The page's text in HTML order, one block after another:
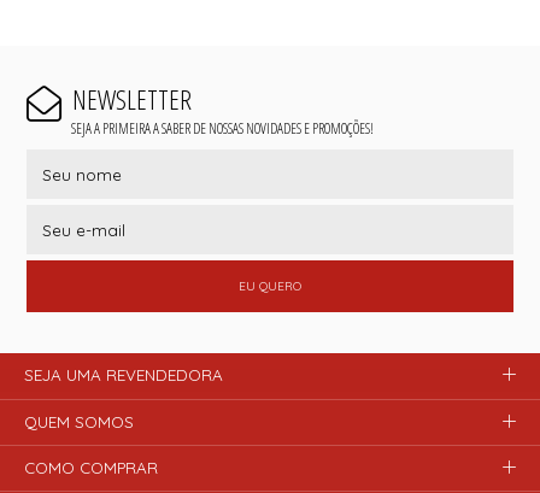
NEWSLETTER
SEJA A PRIMEIRA A SABER DE NOSSAS NOVIDADES E PROMOÇÕES!
EU QUERO
SEJA UMA REVENDEDORA
QUEM SOMOS
COMO COMPRAR